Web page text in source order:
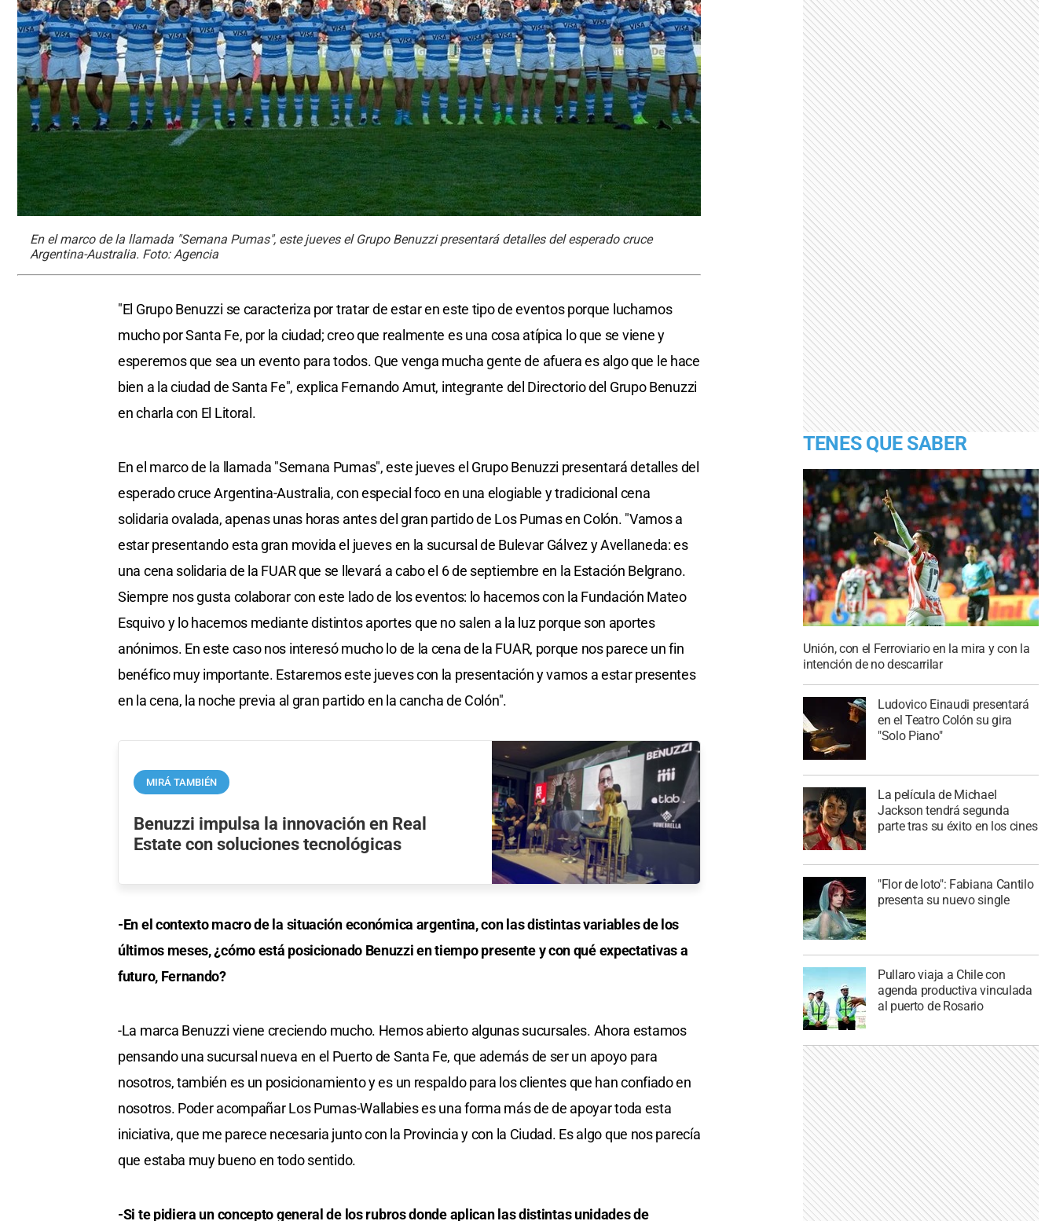
En el marco de la llamada "Semana Pumas", este jueves el Grupo Benuzzi presentará detalles del esperado cruce
Argentina-Australia. Foto: Agencia
"El Grupo Benuzzi se caracteriza por tratar de estar en este tipo de eventos porque luchamos
mucho por Santa Fe, por la ciudad; creo que realmente es una cosa atípica lo que se viene y
esperemos que sea un evento para todos. Que venga mucha gente de afuera es algo que le hace
bien a la ciudad de Santa Fe", explica Fernando Amut, integrante del Directorio del Grupo Benuzzi
en charla con El Litoral.
En el marco de la llamada "Semana Pumas", este jueves el Grupo Benuzzi presentará detalles del
esperado cruce Argentina-Australia, con especial foco en una elogiable y tradicional cena
solidaria ovalada, apenas unas horas antes del gran partido de Los Pumas en Colón. "Vamos a
estar presentando esta gran movida el jueves en la sucursal de Bulevar Gálvez y Avellaneda: es
una cena solidaria de la FUAR que se llevará a cabo el 6 de septiembre en la Estación Belgrano.
Siempre nos gusta colaborar con este lado de los eventos: lo hacemos con la Fundación Mateo
Esquivo y lo hacemos mediante distintos aportes que no salen a la luz porque son aportes
anónimos. En este caso nos interesó mucho lo de la cena de la FUAR, porque nos parece un fin
benéfico muy importante. Estaremos este jueves con la presentación y vamos a estar presentes
en la cena, la noche previa al gran partido en la cancha de Colón".
MIRÁ TAMBIÉN
Benuzzi impulsa la innovación en Real
Estate con soluciones tecnológicas
-En el contexto macro de la situación económica argentina, con las distintas variables de los
últimos meses, ¿cómo está posicionado Benuzzi en tiempo presente y con qué expectativas a
futuro, Fernando?
-La marca Benuzzi viene creciendo mucho. Hemos abierto algunas sucursales. Ahora estamos
pensando una sucursal nueva en el Puerto de Santa Fe, que además de ser un apoyo para
nosotros, también es un posicionamiento y es un respaldo para los clientes que han confiado en
nosotros. Poder acompañar Los Pumas-Wallabies es una forma más de de apoyar toda esta
iniciativa, que me parece necesaria junto con la Provincia y con la Ciudad. Es algo que nos parecía
que estaba muy bueno en todo sentido.
-Si te pidiera un concepto general de los rubros donde aplican las distintas unidades de
TENES QUE SABER
Unión, con el Ferroviario en la mira y con la
intención de no descarrilar
Ludovico Einaudi presentará
en el Teatro Colón su gira
"Solo Piano"
La película de Michael
Jackson tendrá segunda
parte tras su éxito en los cines
"Flor de loto": Fabiana Cantilo
presenta su nuevo single
Pullaro viaja a Chile con
agenda productiva vinculada
al puerto de Rosario